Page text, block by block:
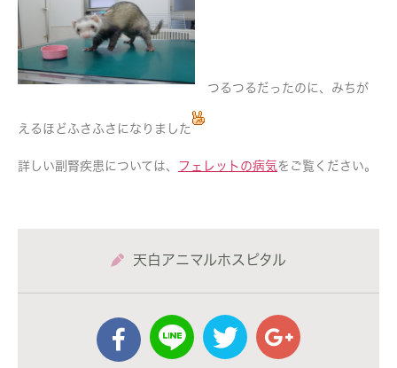
つるつるだったのに、みちが
えるほどふさふさになりました
詳しい副腎疾患については、 フェレットの病気をご覧ください。
天白アニマルホスピタル